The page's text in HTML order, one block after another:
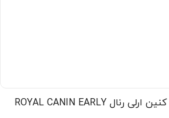
غذای درمانی گربه رویال کنین ارلی رنال ROYAL CANIN EARLY